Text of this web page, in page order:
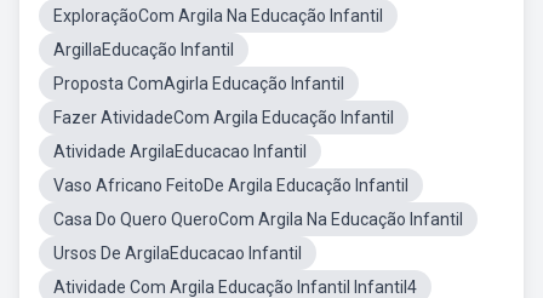
ExploraçãoCom Argila Na Educação Infantil
ArgillaEducação Infantil
Proposta ComAgirla Educação Infantil
Fazer AtividadeCom Argila Educação Infantil
Atividade ArgilaEducacao Infantil
Vaso Africano FeitoDe Argila Educação Infantil
Casa Do Quero QueroCom Argila Na Educação Infantil
Ursos De ArgilaEducacao Infantil
Atividade Com Argila Educação Infantil Infantil4